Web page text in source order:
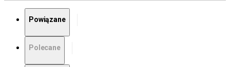
Powiązane
Polecane